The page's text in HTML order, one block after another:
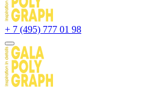
+ 7 (495) 777 01 98